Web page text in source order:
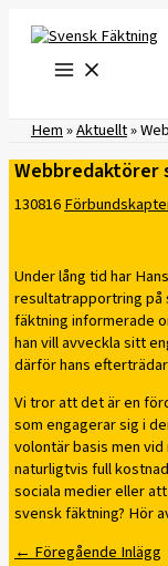
innehåll
Hem»Aktuellt»
Webbredaktörer
130816
Under lång tid har
resultatrapportring på
fäktning informerade
han vill avveckla sitt
därför hans
Vi tror att det är en
som engagerar sig i
volontär basis men
naturligtvis full
sociala medier eller
svensk fäktning? Hör
← Föregående Inlägg